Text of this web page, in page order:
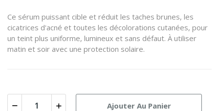
Ce sérum puissant cible et réduit les taches brunes, les
cicatrices d'acné et toutes les décolorations cutanées, pour
un teint plus uniforme, lumineux et sans défaut. À utiliser
matin et soir avec une protection solaire.
Ajouter Au Panier